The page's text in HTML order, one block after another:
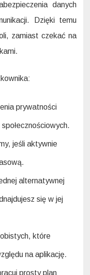
danych
Dzięki temu
zamiast czekać na
prywatności
jeśli aktywnie
alternatywnej
się w jej
które
na aplikację.
prosty plan